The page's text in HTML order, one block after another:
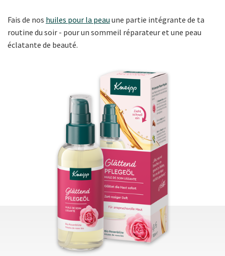
Fais de nos huiles pour la peau une partie intégrante de ta
routine du soir - pour un sommeil réparateur et une peau
éclatante de beauté.